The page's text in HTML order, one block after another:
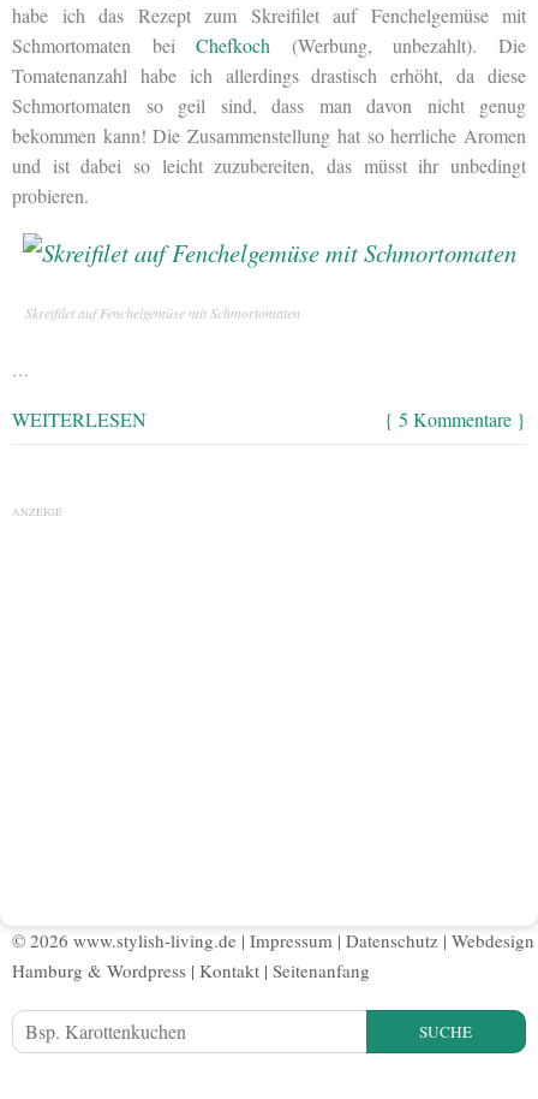
habe ich das Rezept zum Skreifilet auf Fenchelgemüse mit
Schmortomaten beiChefkoch (Werbung, unbezahlt). Die
Tomatenanzahl habe ich allerdings drastisch erhöht, da diese
Schmortomaten so geil sind, dass man davon nicht genug
bekommen kann! Die Zusammenstellung hat so herrliche Aromen
und ist dabei so leicht zuzubereiten, das müsst ihr unbedingt
probieren.
Skreifilet auf Fenchelgemüse mit Schmortomaten
…
WEITERLESEN { 5 Kommentare }
ANZEIGE
© 2026 www.stylish-living.de | Impressum | Datenschutz | Webdesign
Hamburg & Wordpress | Kontakt | Seitenanfang
SUCHE